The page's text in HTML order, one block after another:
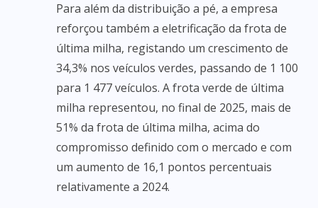
Para além da distribuição a pé, a empresa
reforçou também a eletrificação da frota de
última milha, registando um crescimento de
34,3% nos veículos verdes, passando de 1 100
para 1 477 veículos. A frota verde de última
milha representou, no final de 2025, mais de
51% da frota de última milha, acima do
compromisso definido com o mercado e com
um aumento de 16,1 pontos percentuais
relativamente a 2024.